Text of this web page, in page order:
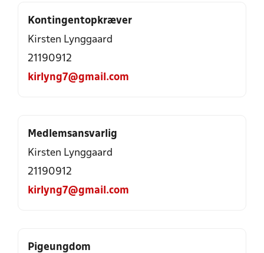
Kontingentopkræver
Kirsten Lynggaard
21190912
kirlyng7@gmail.com
Medlemsansvarlig
Kirsten Lynggaard
21190912
kirlyng7@gmail.com
Pigeungdom